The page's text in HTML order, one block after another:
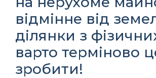
відмінне від
ділянки з
варто терміново
зробити!